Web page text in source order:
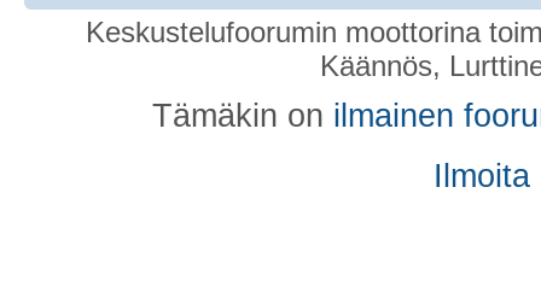
Keskustelufoorumin moottorina
Käännös,
Tämäkin on ilmainen